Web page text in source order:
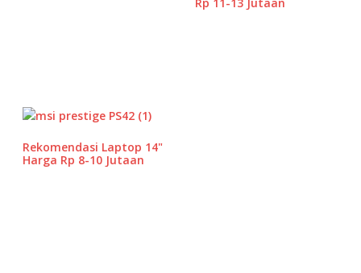
Rekomendasi Laptop 14"
Harga Rp 8-10 Jutaan